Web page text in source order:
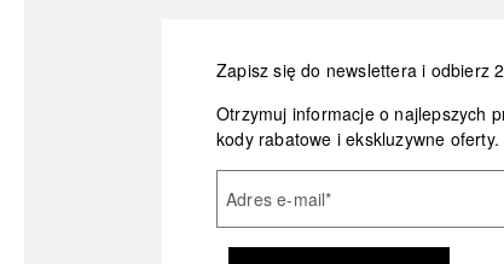
Zapisz się do newslettera i odbierz
Otrzymuj informacje o najlepszych
kody rabatowe i ekskluzywne oferty.
Adres e-mail*